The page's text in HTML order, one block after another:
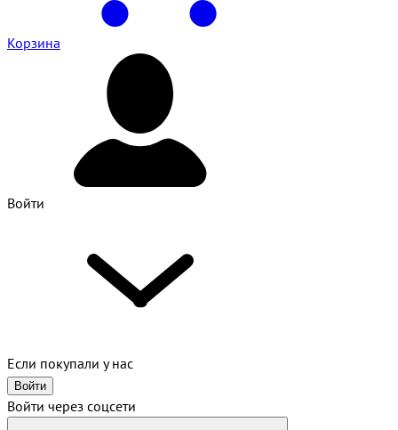
Корзина
Войти
Если покупали у нас
Войти
Войти через соцсети